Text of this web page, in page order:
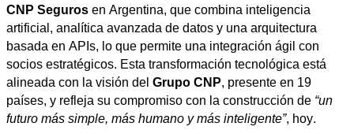
CNP Seguros en Argentina, que combina inteligencia
artificial, analítica avanzada de datos y una arquitectura
basada en APIs, lo que permite una integración ágil con
socios estratégicos. Esta transformación tecnológica está
alineada con la visión del Grupo CNP, presente en 19
países, y refleja su compromiso con la construcción de “un
futuro más simple, más humano y más inteligente”, hoy.